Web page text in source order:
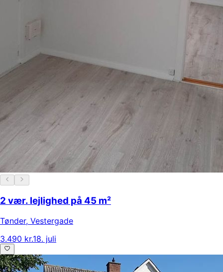
2 vær. lejlighed på 45 m²
Tønder, Vestergade
3.490 kr.18. juli